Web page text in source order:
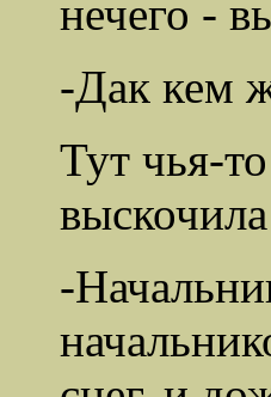
нечего -
-Дак кем
Тут чья-
-